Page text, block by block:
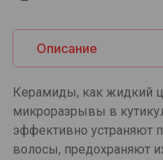
Описание
Керамиды, как жидкий
микроразрывы в
эффективно устраняют
волосы, предохраняют